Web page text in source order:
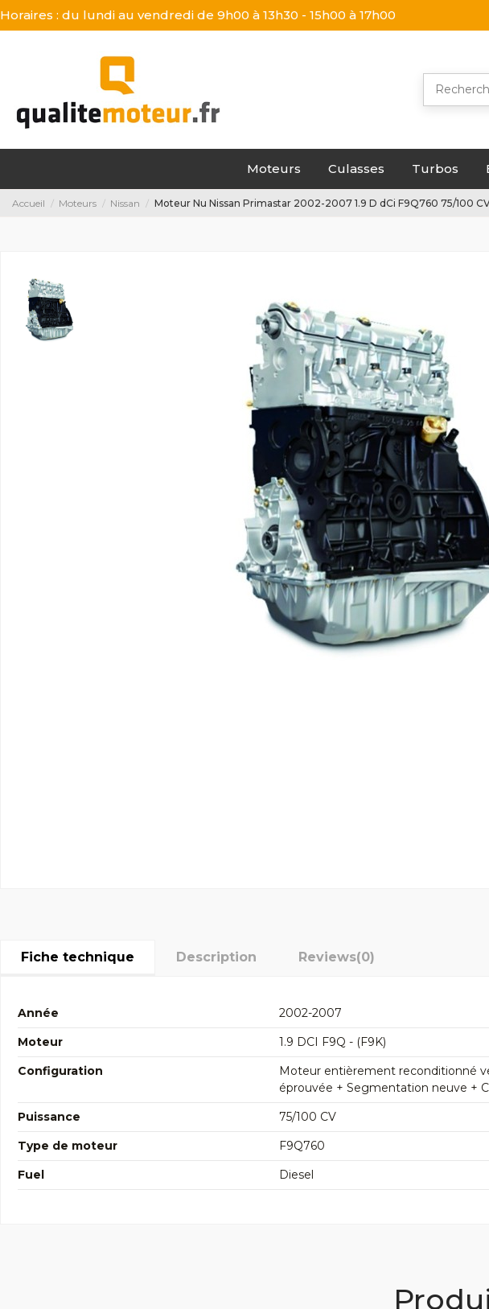
Horaires : du lundi au vendredi de 9h00 à 13h30 - 15h00 à 17h00
Moteurs Culasses Turbos
Accueil Moteurs Nissan Moteur Nu Nissan Primastar 2002-2007 1.9 D dCi F9Q760 75/100
Fiche technique Description Reviews(0)
Année
2002-2007
Moteur
1.9 DCI F9Q - (F9K)
Configuration
Moteur entièrement reconditionné
éprouvée + Segmentation neuve +
Puissance
75/100 CV
Type de moteur
F9Q760
Fuel
Diesel